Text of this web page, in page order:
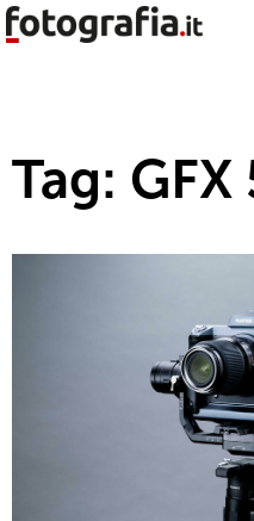
Tag: GFX